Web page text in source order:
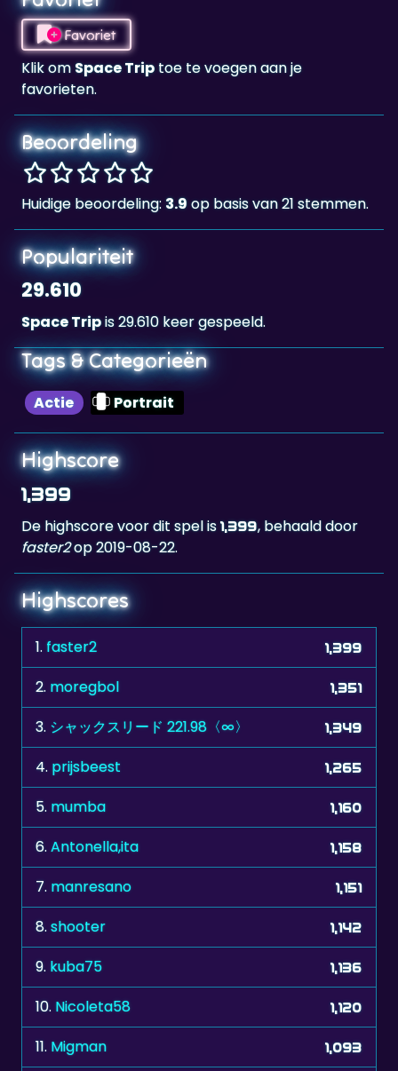
Klik omSpace Trip
favorieten.
Beoordeling
Huidige beoordeling:
Populariteit
29.610
Space Tripis 29.610 keer gespeeld.
Tags & Categorieën
Actie Portrait
Highscore
1,399
De highscore voor dit spel is
faster2op 2019-08-22.
Highscores
1.faster2
2.moregbol 1,351
3. シャックスリード 221.98〈∞〉 1,349
4.prijsbeest 1,265
5. mumba 1,160
6. Antonella,ita 1,158
7. manresano 1,151
8. shooter 1,142
9. kuba75 1,136
10.Nicoleta58 1,120
11. Migman 1,093
12.pipo444 1,090